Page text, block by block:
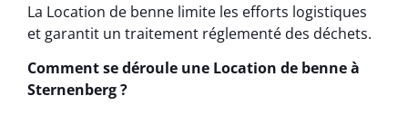
La Location de benne limite les efforts logistiques
et garantit un traitement réglementé des déchets.
Comment se déroule une Location de benne à
Sternenberg ?